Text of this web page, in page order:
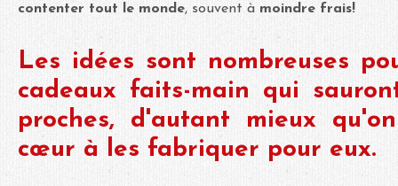
contenter tout le monde, souvent à moindre frais!
Les idées sont nombreuses
cadeaux faits-main qui
proches, d'autant mieux
cœur à les fabriquer pour eux.